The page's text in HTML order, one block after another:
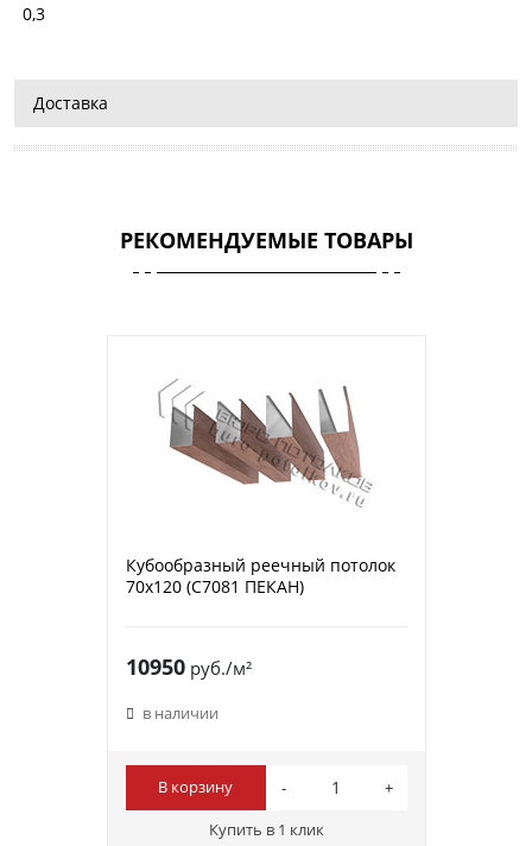
0,3
Доставка
РЕКОМЕНДУЕМЫЕ ТОВАРЫ
Кубообразный реечный потолок
70х120 (C7081 ПЕКАН)
10950руб./м²
в наличии
В корзину
Купить в 1 клик